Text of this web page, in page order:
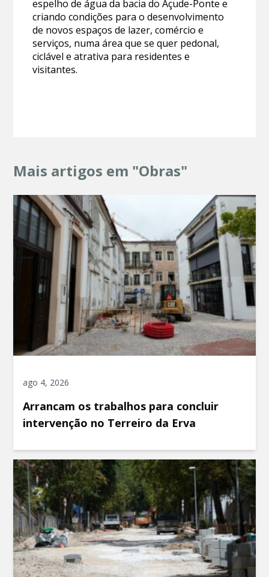
espelho de água da bacia do Açude-Ponte e
criando condições para o desenvolvimento
de novos espaços de lazer, comércio e
serviços, numa área que se quer pedonal,
ciclável e atrativa para residentes e
visitantes.
Mais artigos em "Obras"
ago 4, 2026
Arrancam os trabalhos para concluir
intervenção no Terreiro da Erva